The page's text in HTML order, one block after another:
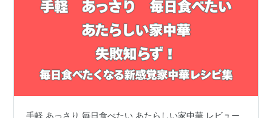
手軽 あっさり 毎日食べたい あたらしい家中華 レビュー